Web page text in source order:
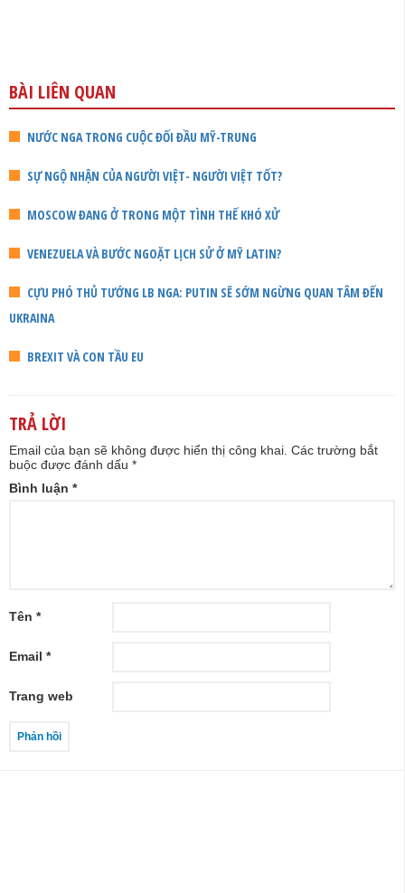
BÀI LIÊN QUAN
NƯỚC NGA TRONG CUỘC ĐỐI ĐẦU MỸ-TRUNG
SỰ NGỘ NHẬN CỦA NGƯỜI VIỆT- NGƯỜI VIỆT TỐT?
MOSCOW ĐANG Ở TRONG MỘT TÌNH THẾ KHÓ XỬ
VENEZUELA VÀ BƯỚC NGOẶT LỊCH SỬ Ở MỸ LATIN?
CỰU PHÓ THỦ TƯỚNG LB NGA: PUTIN SẼ SỚM NGỪNG QUAN TÂM ĐẾN
UKRAINA
BREXIT VÀ CON TẦU EU
TRẢ LỜI
Email của bạn sẽ không được hiển thị công khai. Các trường bắt
buộc được đánh dấu *
Bình luận *
Tên *
Email *
Trang web